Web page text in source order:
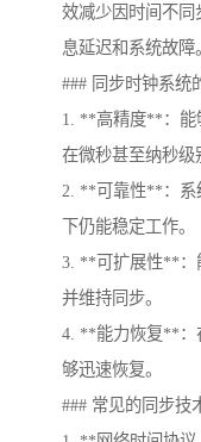
效减少因时间不同
息延迟和系统故障。
### 同步时钟系统
1. **高精度**：能
在微秒甚至纳秒级
2. **可靠性**：系
下仍能稳定工作。
3. **可扩展性**：
并维持同步。
4. **能力恢复**：
够迅速恢复。
### 常见的同步技